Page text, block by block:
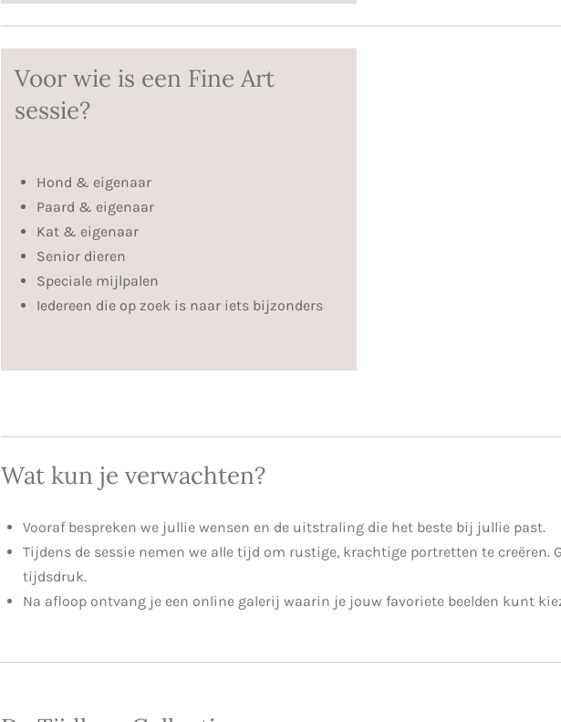
Voor wie is een Fine Art
sessie?
Hond & eigenaar
Paard & eigenaar
Kat & eigenaar
Senior dieren
Speciale mijlpalen
Iedereen die op zoek is naar iets bijzonders
Wat kun je verwachten?
Vooraf bespreken we jullie wensen en de uitstraling die het beste bij jullie past.
Tijdens de sessie nemen we alle tijd om rustige, krachtige portretten te creëren.
tijdsdruk.
Na afloop ontvang je een online galerij waarin je jouw favoriete beelden kunt